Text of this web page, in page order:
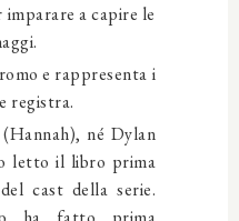
a capire le
e rappresenta i
registra.
né Dylan
letto il libro prima
cast della serie.